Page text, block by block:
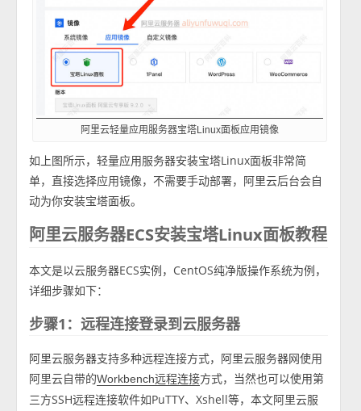
阿里云轻量应用服务器宝塔Linux面板应用镜像
如上图所示，轻量应用服务器安装宝塔Linux面板非常简
单，直接选择应用镜像，不需要手动部署，阿里云后台会自
动为你安装宝塔面板。
阿里云服务器ECS安装宝塔Linux面板教程
本文是以云服务器ECS实例，CentOS纯净版操作系统为例，
详细步骤如下：
步骤1：远程连接登录到云服务器
阿里云服务器支持多种远程连接方式，阿里云服务器网使用
阿里云自带的Workbench远程连接方式，当然也可以使用第
三方SSH远程连接软件如PuTTY、Xshell等，本文阿里云服